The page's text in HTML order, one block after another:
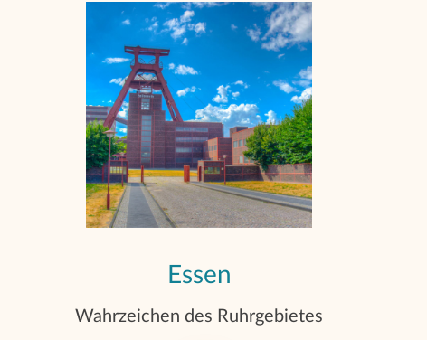
Essen
Wahrzeichen des Ruhrgebietes